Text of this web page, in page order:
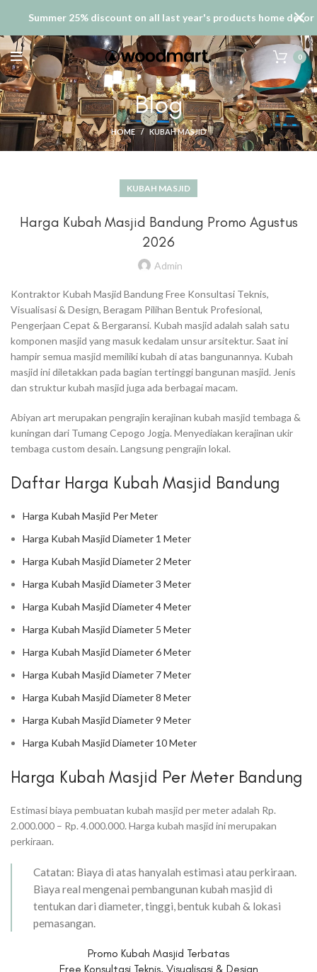
0
Blog
HOME KUBAH MASJID
KUBAH MASJID
Harga Kubah Masjid Bandung Promo Agustus
2026
Admin
Kontraktor Kubah Masjid Bandung Free Konsultasi Teknis,
Visualisasi & Design, Beragam Pilihan Bentuk Profesional,
Pengerjaan Cepat & Bergaransi. Kubah masjid adalah salah satu
komponen masjid yang masuk kedalam unsur arsitektur. Saat ini
hampir semua masjid memiliki kubah di atas bangunannya. Kubah
masjid ini diletakkan pada bagian tertinggi bangunan masjid. Jenis
dan struktur kubah masjid juga ada berbagai macam.
Abiyan art merupakan pengrajin kerajinan kubah masjid tembaga &
kuningan dari Tumang Cepogo Jogja. Menyediakan kerajinan ukir
tembaga custom desain. Langsung pengrajin lokal.
Daftar Harga Kubah Masjid Bandung
Harga Kubah Masjid Per Meter
Harga Kubah Masjid Diameter 1 Meter
Harga Kubah Masjid Diameter 2 Meter
Harga Kubah Masjid Diameter 3 Meter
Harga Kubah Masjid Diameter 4 Meter
Harga Kubah Masjid Diameter 5 Meter
Harga Kubah Masjid Diameter 6 Meter
Harga Kubah Masjid Diameter 7 Meter
Harga Kubah Masjid Diameter 8 Meter
Harga Kubah Masjid Diameter 9 Meter
Harga Kubah Masjid Diameter 10 Meter
Harga Kubah Masjid Per Meter Bandung
Estimasi biaya pembuatan kubah masjid per meter adalah Rp.
2.000.000 – Rp. 4.000.000. Harga kubah masjid ini merupakan
perkiraan.
Catatan: Biaya di atas hanyalah estimasi atau perkiraan.
Biaya real mengenai pembangunan kubah masjid di
tentukan dari diameter, tinggi, bentuk kubah & lokasi
pemasangan.
Promo Kubah Masjid Terbatas
Free Konsultasi Teknis, Visualisasi & Design
Summer 25% discount on all last year's products home decor